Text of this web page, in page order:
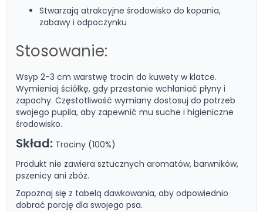
Stwarzają atrakcyjne środowisko do kopania,
zabawy i odpoczynku
Stosowanie:
Wsyp 2-3 cm warstwę trocin do kuwety w klatce.
Wymieniaj ściółkę, gdy przestanie wchłaniać płyny i
zapachy. Częstotliwość wymiany dostosuj do potrzeb
swojego pupila, aby zapewnić mu suche i higieniczne
środowisko.
Skład: Trociny (100%)
Produkt nie zawiera sztucznych aromatów, barwników,
pszenicy ani zbóż.
Zapoznaj się z tabelą dawkowania, aby odpowiednio
dobrać porcję dla swojego psa.